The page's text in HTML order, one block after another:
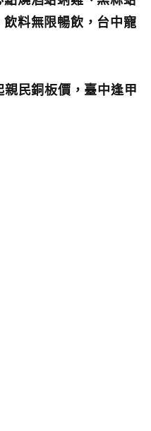
料無限暢飲，台中寵
民銅板價，臺中逢甲